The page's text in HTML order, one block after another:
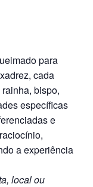
para
cada
bispo,
específicas
e
a experiência
local ou